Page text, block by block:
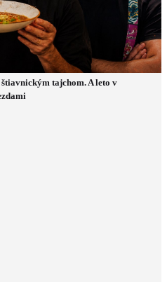
tajchom. A leto v